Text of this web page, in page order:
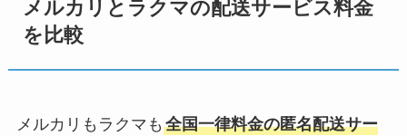
メルカリとラクマの配送サービス料金
を比較
メルカリもラクマも 全国一律料金の匿名配送サー